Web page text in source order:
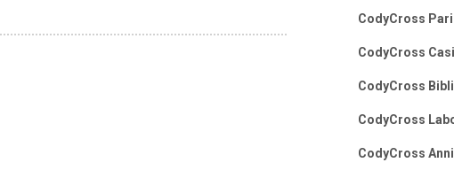
CodyCross
CodyCross
CodyCross
CodyCross
CodyCross